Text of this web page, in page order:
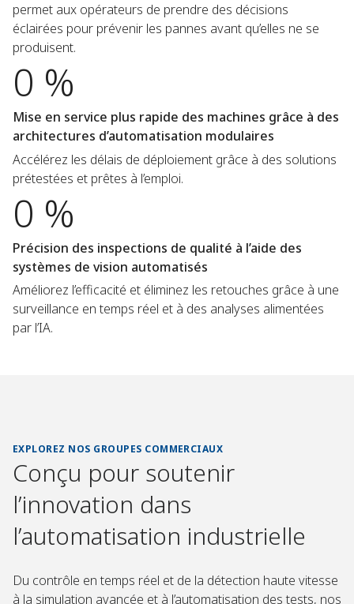
permet aux opérateurs de prendre des décisions
éclairées pour prévenir les pannes avant qu’elles ne se
produisent.
0 %
Mise en service plus rapide des machines grâce à des
architectures d’automatisation modulaires
Accélérez les délais de déploiement grâce à des solutions
prétestées et prêtes à l’emploi.
0 %
Précision des inspections de qualité à l’aide des
systèmes de vision automatisés
Améliorez l’efficacité et éliminez les retouches grâce à une
surveillance en temps réel et à des analyses alimentées
par l’IA.
EXPLOREZ NOS GROUPES COMMERCIAUX
Conçu pour soutenir
l’innovation dans
l’automatisation industrielle
Du contrôle en temps réel et de la détection haute vitesse
à la simulation avancée et à l’automatisation des tests, nos